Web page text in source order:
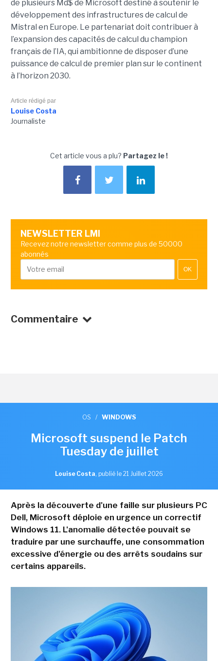
de plusieurs Md$ de Microsoft destiné à soutenir le
développement des infrastructures de calcul de
Mistral en Europe. Le partenariat doit contribuer à
l’expansion des capacités de calcul du champion
français de l’IA, qui ambitionne de disposer d’une
puissance de calcul de premier plan sur le continent
à l’horizon 2030.
Article rédigé par
Louise Costa
Journaliste
Cet article vous a plu? Partagez le !
NEWSLETTER LMI
Recevez notre newsletter comme plus de 50000
abonnés
OK
Commentaire
OS / WINDOWS
Microsoft suspend le Patch
Tuesday de juillet
Louise Costa, publié le 21 Juillet 2026
Après la découverte d'une faille sur plusieurs PC
Dell, Microsoft déploie en urgence un correctif
Windows 11. L'anomalie détectée pouvait se
traduire par une surchauffe, une consommation
excessive d'énergie ou des arrêts soudains sur
certains appareils.